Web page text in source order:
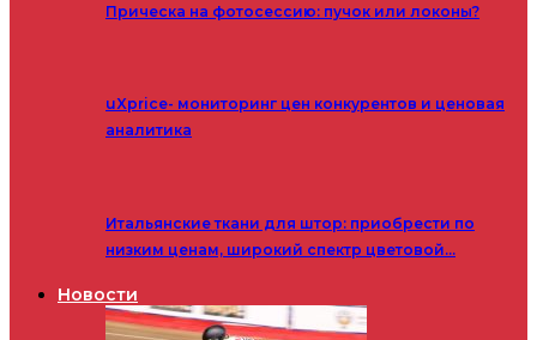
Прическа на фотосессию: пучок или локоны?
uXprice- мониторинг цен конкурентов и ценовая
аналитика
Итальянские ткани для штор: приобрести по
низким ценам, широкий спектр цветовой…
Новости